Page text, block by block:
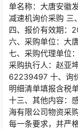
单名称：大唐安徽
减速机询价采购
四、报价有效期：
六、采购单位：大
七、采购代理单位
采购执行人：赵亚
62239497 十、询
明细清单填报含税
十三、其他内容：
海有限公司物资采
每一条要求，并严